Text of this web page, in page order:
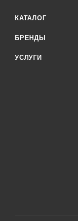
КАТАЛОГ
БРЕНДЫ
УСЛУГИ